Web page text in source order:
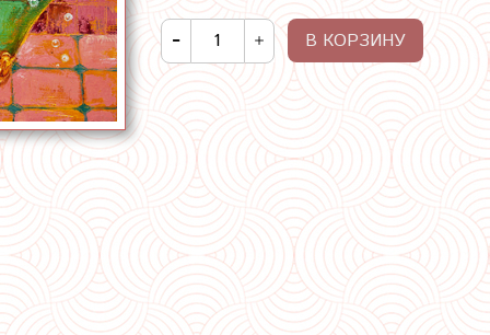
В КОРЗИНУ